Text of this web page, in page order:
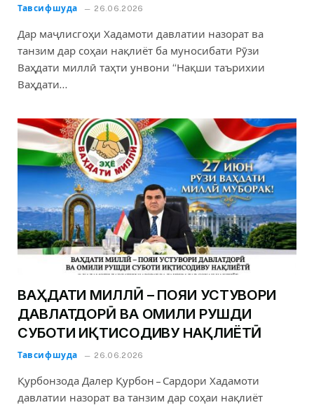
Тавсифшуда 26.06.2026
Дар маҷлисгоҳи Хадамоти давлатии назорат ва
танзим дар соҳаи нақлиёт ба муносибати Рӯзи
Ваҳдати миллӣ таҳти унвони “Нақши таърихии
Ваҳдати…
ВАҲДАТИ МИЛЛӢ – ПОЯИ УСТУВОРИ
ДАВЛАТДОРӢ ВА ОМИЛИ РУШДИ
СУБОТИ ИҚТИСОДИВУ НАҚЛИЁТӢ
Тавсифшуда 26.06.2026
Қурбонзода Далер Қурбон – Сардори Хадамоти
давлатии назорат ва танзим дар соҳаи нақлиёт